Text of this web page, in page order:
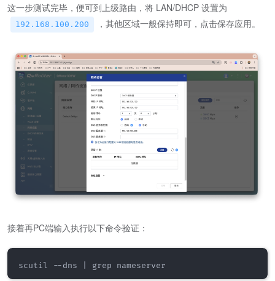
这一步测试完毕，便可到上级路由，将 LAN/DHCP 设置为
192.168.100.200 ，其他区域一般保持即可，点击保存应用。
接着再PC端输入执行以下命令验证：